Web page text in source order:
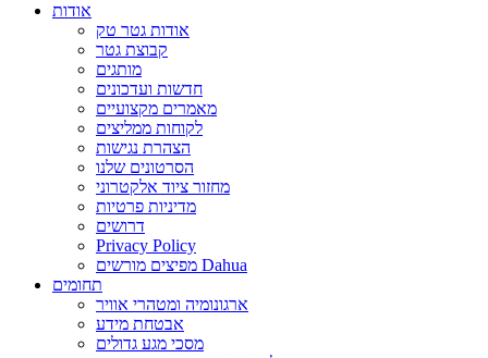
אודות
אודות גטר טק
קבוצת גטר
מותגים
חדשות ועדכונים
מאמרים מקצועיים
לקוחות ממליצים
הצהרת נגישות
הסרטונים שלנו
מחזור ציוד אלקטרוני
מדיניות פרטיות
דרושים
Privacy Policy
מפיצים מורשים Dahua
תחומים
ארגונומיה ומטהרי אוויר
אבטחת מידע
מסכי מגע גדולים